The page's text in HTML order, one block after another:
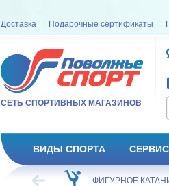
Доставка Подарочные сертификаты
СЕТЬ СПОРТИВНЫХ МАГАЗИНОВ
ВИДЫ СПОРТА
ХОККЕЙ ФИГУРНОЕ